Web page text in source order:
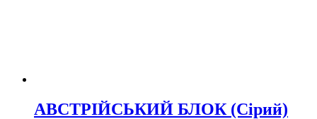
АВСТРІЙСЬКИЙ БЛОК (Сірий)